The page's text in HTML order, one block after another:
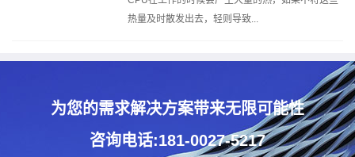
热量及时散发出去，轻则导致...
为您的需求解决方案带来无限可能性
咨询电话:181-0027-5217